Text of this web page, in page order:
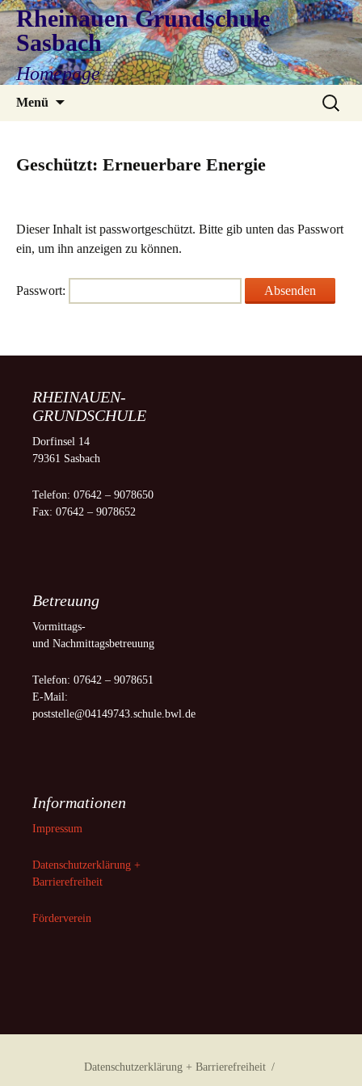
Rheinauen Grundschule
Sasbach
Homepage
Menü
Suchen
nach:
Geschützt: Erneuerbare Energie
Dieser Inhalt ist passwortgeschützt. Bitte gib unten das Passwort
ein, um ihn anzeigen zu können.
Passwort:
RHEINAUEN-
GRUNDSCHULE
Dorfinsel 14
79361 Sasbach
Telefon: 07642 – 9078650
Fax: 07642 – 9078652
Betreuung
Vormittags-
und Nachmittagsbetreuung
Telefon: 07642 – 9078651
E-Mail:
poststelle@04149743.schule.bwl.de
Informationen
Impressum
Datenschutzerklärung +
Barrierefreiheit
Förderverein
Datenschutzerklärung + Barrierefreiheit